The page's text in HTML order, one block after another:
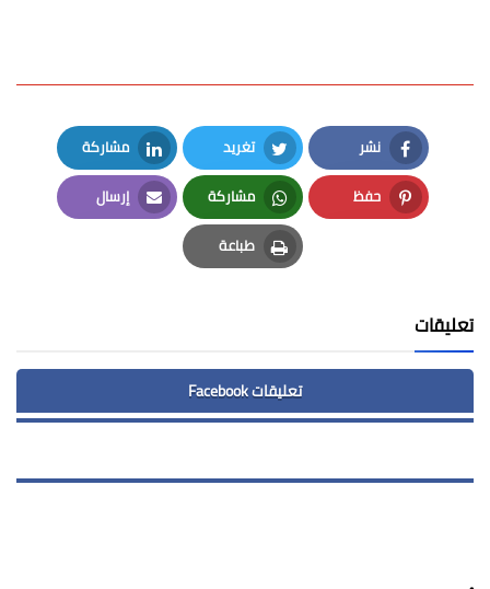
نشر
Facebook
تغريد
Twitter
مشاركة
LinkedIn
حفظ
Pinterest
مشاركة
Whatsapp
إرسال
Email
طباعة
Print
تعليقات
تعليقات Facebook